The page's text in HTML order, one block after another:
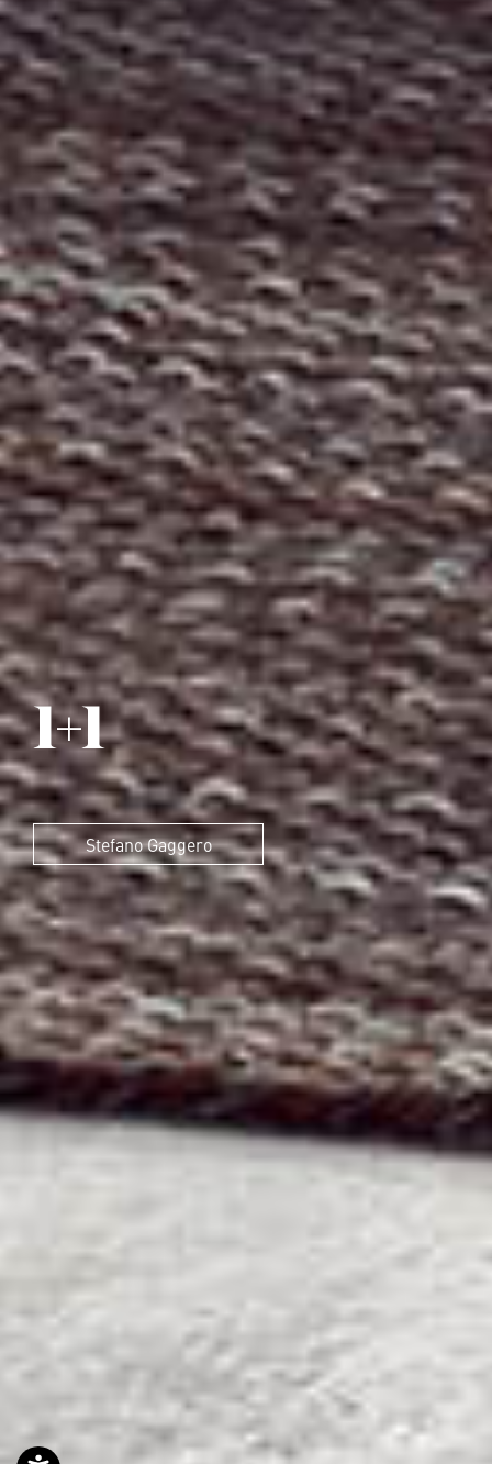
1+1
Stefano Gaggero